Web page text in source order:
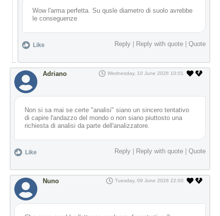
Wow l'arma perfetta. Su qusle diametro di suolo avrebbe
le conseguenze
Like Reply Reply with quote Quote
Adriano Wednesday, 10 June 2026 10:01
Non si sa mai se certe "analisi" siano un sincero tentativo
di capire l'andazzo del mondo o non siano piuttosto una
richiesta di analisi da parte dell'analizzatore.
Like Reply Reply with quote Quote
Nuno Tuesday, 09 June 2026 22:00